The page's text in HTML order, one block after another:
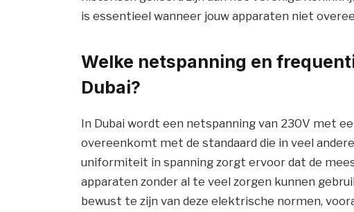
is essentieel wanneer jouw apparaten niet
Welke netspanning en
Dubai?
In Dubai wordt een netspanning van 230V met
overeenkomt met de standaard die in veel
uniformiteit in spanning zorgt ervoor dat de
apparaten zonder al te veel zorgen kunnen
bewust te zijn van deze elektrische normen,